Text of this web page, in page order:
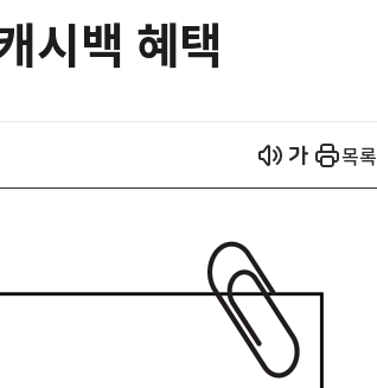
시백 혜택
열기열기 목록